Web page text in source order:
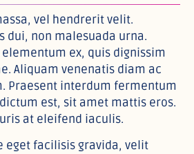
vel hendrerit velit.
dui, non malesuada urna.
ex, quis dignissim
Aliquam venenatis diam ac
Praesent interdum fermentum
est, sit amet mattis eros.
at eleifend iaculis.
eget facilisis gravida, velit